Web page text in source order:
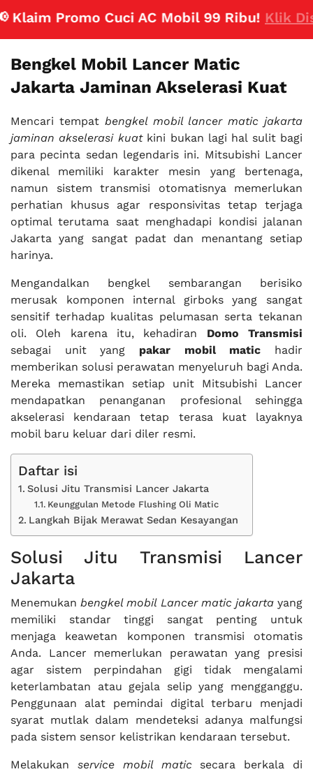
Promo Cuci AC Mobil 99 Ribu!Klik Disini
Bengkel Mobil Lancer Matic
Jakarta Jaminan Akselerasi Kuat
Mencari tempat bengkel mobil lancer matic jakarta
jaminan akselerasi kuatkini bukan lagi hal sulit bagi
para pecinta sedan legendaris ini. Mitsubishi Lancer
dikenal memiliki karakter mesin yang bertenaga,
namun sistem transmisi otomatisnya memerlukan
perhatian khusus agar responsivitas tetap terjaga
optimal terutama saat menghadapi kondisi jalanan
Jakarta yang sangat padat dan menantang setiap
harinya.
Mengandalkan bengkel sembarangan berisiko
merusak komponen internal girboks yang sangat
sensitif terhadap kualitas pelumasan serta tekanan
oli. Oleh karena itu, kehadiran Domo Transmisi
sebagai unit yang pakar mobil matic hadir
memberikan solusi perawatan menyeluruh bagi Anda.
Mereka memastikan setiap unit Mitsubishi Lancer
mendapatkan penanganan profesional sehingga
akselerasi kendaraan tetap terasa kuat layaknya
mobil baru keluar dari diler resmi.
Daftar isi
Solusi Jitu Transmisi Lancer Jakarta
Keunggulan Metode Flushing Oli Matic
Langkah Bijak Merawat Sedan Kesayangan
Solusi Jitu Transmisi Lancer
Jakarta
Menemukanbengkel mobil Lancer matic jakartayang
memiliki standar tinggi sangat penting untuk
menjaga keawetan komponen transmisi otomatis
Anda. Lancer memerlukan perawatan yang presisi
agar sistem perpindahan gigi tidak mengalami
keterlambatan atau gejala selip yang mengganggu.
Penggunaan alat pemindai digital terbaru menjadi
syarat mutlak dalam mendeteksi adanya malfungsi
pada sistem sensor kelistrikan kendaraan tersebut.
Melakukan service mobil maticsecara berkala di